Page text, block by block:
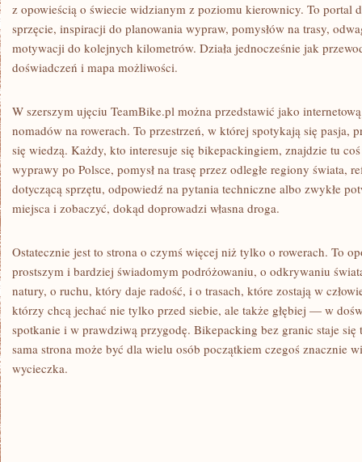
z opowieścią o świecie widzianym z poziomu kierownicy. To portal
sprzęcie, inspiracji do planowania wypraw, pomysłów na trasy,
motywacji do kolejnych kilometrów. Działa jednocześnie jak
doświadczeń i mapa możliwości.
W szerszym ujęciu TeamBike.pl można przedstawić jako
nomadów na rowerach. To przestrzeń, w której spotykają się pasja,
się wiedzą. Każdy, kto interesuje się bikepackingiem, znajdzie tu
wyprawy po Polsce, pomysł na trasę przez odległe regiony świata,
dotyczącą sprzętu, odpowiedź na pytania techniczne albo zwykłe
miejsca i zobaczyć, dokąd doprowadzi własna droga.
Ostatecznie jest to strona o czymś więcej niż tylko o rowerach. To
prostszym i bardziej świadomym podróżowaniu, o odkrywaniu
natury, o ruchu, który daje radość, i o trasach, które zostają w
którzy chcą jechać nie tylko przed siebie, ale także głębiej — w
spotkanie i w prawdziwą przygodę. Bikepacking bez granic staje
sama strona może być dla wielu osób początkiem czegoś znacznie
wycieczka.